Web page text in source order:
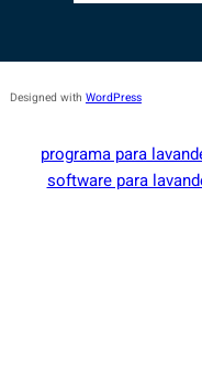
Designed with WordPress
programa para
software para